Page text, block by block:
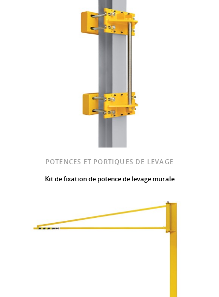
POTENCES ET PORTIQUES DE LEVAGE
Kit de fixation de potence de levage murale